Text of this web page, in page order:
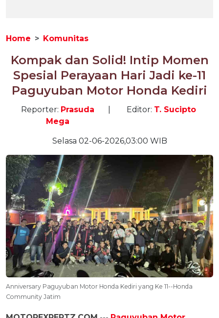
Home Komunitas
Kompak dan Solid! Intip Momen
Spesial Perayaan Hari Jadi ke-11
Paguyuban Motor Honda Kediri
Reporter: Prasuda
Mega
Editor: T. Sucipto
Selasa 02-06-2026,03:00 WIB
Anniversary Paguyuban Motor Honda Kediri yang Ke 11--Honda
Community Jatim